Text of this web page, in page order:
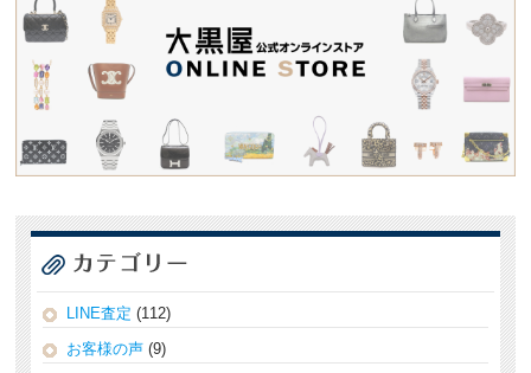
LINE査定 (112)
お客様の声 (9)